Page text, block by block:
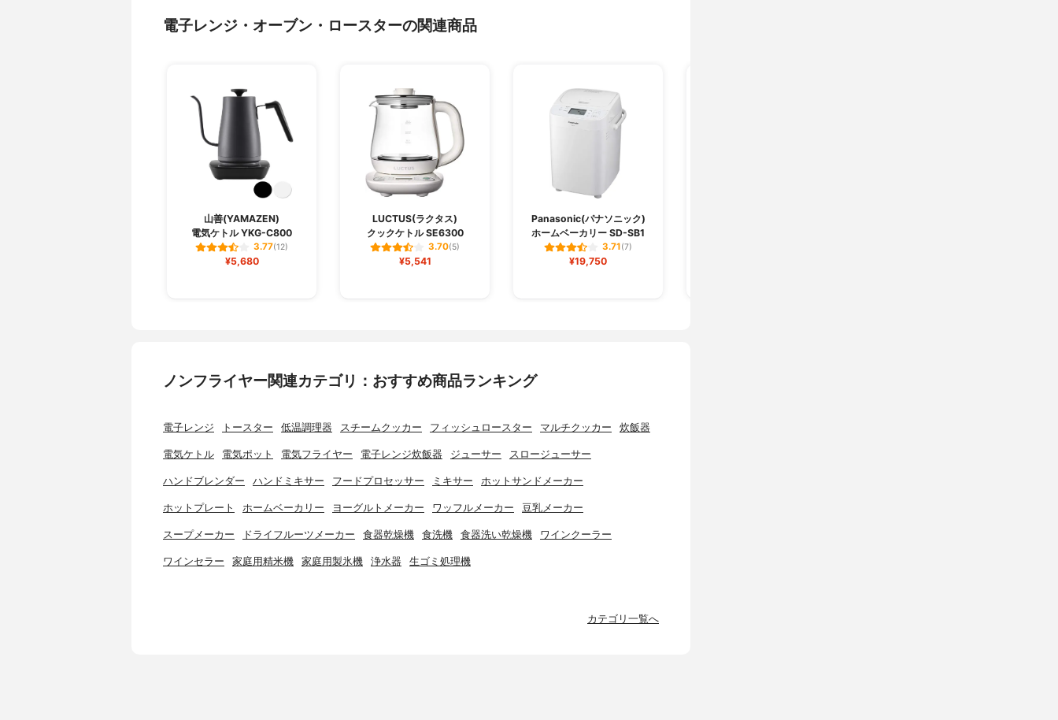
電子レンジ・オーブン・ロースターの関連商品
山善(YAMAZEN)
電気ケトル YKG-C800
3.77(12)
¥5,680
LUCTUS(ラクタス)
クックケトル SE6300
3.70(5)
¥5,541
Panasonic(パナソニック)
ホームベーカリー SD-SB1
3.71(7)
¥19,750
ノンフライヤー関連カテゴリ：おすすめ商品ランキング
電子レンジ トースター 低温調理器 スチームクッカー フィッシュロースター マルチクッカー 炊飯器
電気ケトル 電気ポット 電気フライヤー 電子レンジ炊飯器 ジューサー スロージューサー
ハンドブレンダー ハンドミキサー フードプロセッサー ミキサー ホットサンドメーカー
ホットプレート ホームベーカリー ヨーグルトメーカー ワッフルメーカー 豆乳メーカー
スープメーカー ドライフルーツメーカー 食器乾燥機 食洗機 食器洗い乾燥機 ワインクーラー
ワインセラー 家庭用精米機 家庭用製氷機 浄水器 生ゴミ処理機
カテゴリ一覧へ